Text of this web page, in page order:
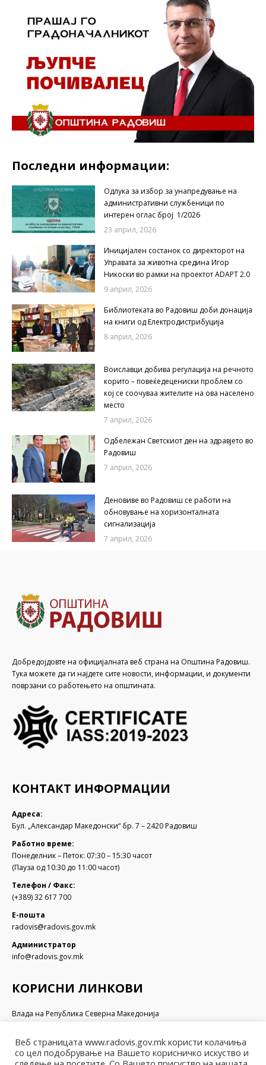
Последни информации:
Одлука за избор за унапредување на
административни службеници по
интерен оглас број 1/2026
23 април, 2026
Иницијален состанок со директорот на
Управата за животна средина Игор
Никоски во рамки на проектот ADAPT 2.0
9 април, 2026
Библиотеката во Радовиш доби донација
на книги од Електродистрибуција
8 април, 2026
Воиславци добива регулација на речното
корито – повеќедецениски проблем со
кој се соочуваа жителите на ова населено
место
7 април, 2026
Одбележан Светскиот ден на здравјето во
Радовиш
7 април, 2026
Деновиве во Радовиш се работи на
обновување на хоризонталната
сигнализација
7 април, 2026
Добредојдовте на официјалната веб страна на Општина Радовиш.
Тука можете да ги најдете сите новости, информации, и документи
поврзани со работењето на општината.
КОНТАКТ ИНФОРМАЦИИ
Адреса:
Бул. „Александар Македонски“ бр. 7 – 2420 Радовиш
Работно време:
Понеделник – Петок: 07:30 – 15:30 часот
(Пауза од 10:30 до 11:00 часот)
Телефон / Факс:
(+389) 32 617 700
Е-пошта
radovis@radovis.gov.mk
Администратор
info@radovis.gov.mk
КОРИСНИ ЛИНКОВИ
Влада на Република Северна Македонија
Министерство за финансии
Министерство за транспорт и врски
Министерство за локална самоуправа
Веб страницата www.radovis.gov.mk користи колачиња
со цел подобрување на Вашето корисничко искуство и